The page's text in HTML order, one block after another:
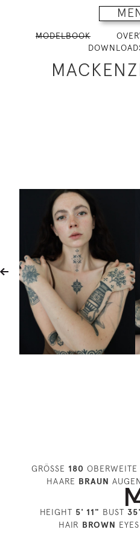
MODELBOOK
GRÖSSE 180 OBERWEITE
HAARE BRAUN
HEIGHT 5' 11" BUST
HAIR BROWN EYES